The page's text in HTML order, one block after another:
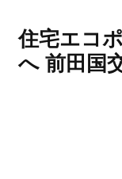
住宅エコ
へ 前田国